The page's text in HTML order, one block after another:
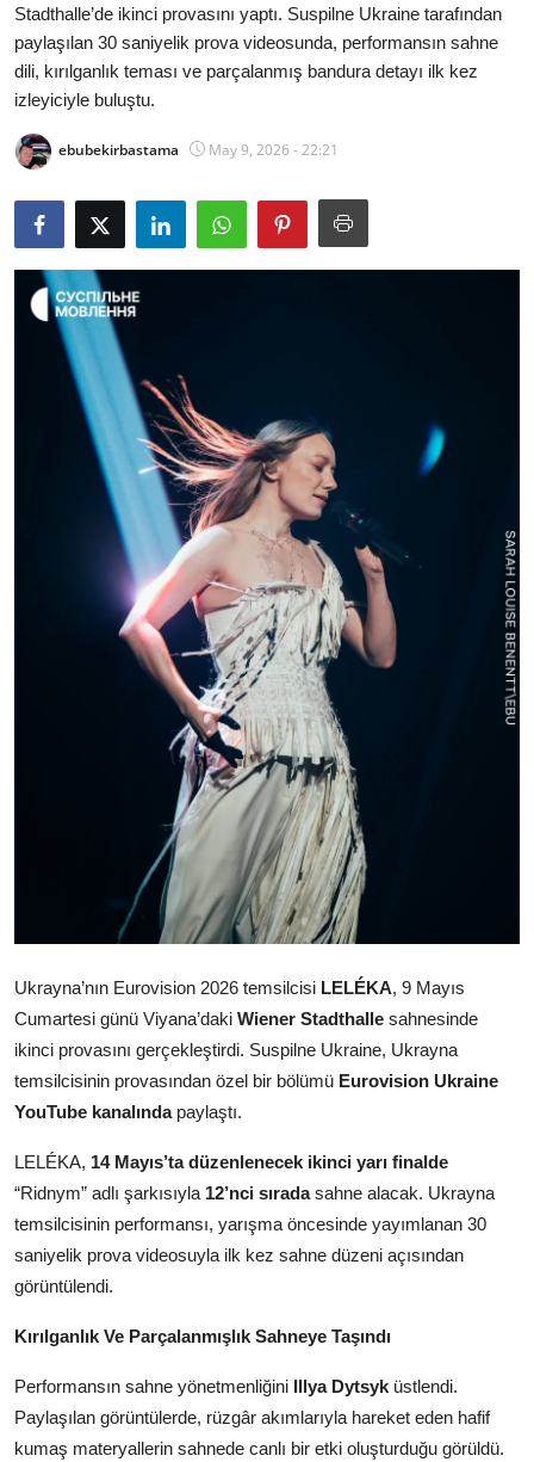
Toplum ve Yaşam
Sivil Toplum Kuruluşları
Kamu Kurumları ve Üst Kurullar
Resmi Reklamlar
Stadthalle’de ikinci provasını yaptı. Suspilne Ukraine tarafından
paylaşılan 30 saniyelik prova videosunda, performansın sahne
dili, kırılganlık teması ve parçalanmış bandura detayı ilk kez
izleyiciyle buluştu.
ebubekirbastama May 9, 2026 - 22:21
Ukrayna’nın Eurovision 2026 temsilcisi LELÉKA, 9 Mayıs
Cumartesi günü Viyana’daki Wiener Stadthalle sahnesinde
ikinci provasını gerçekleştirdi. Suspilne Ukraine, Ukrayna
temsilcisinin provasından özel bir bölümü Eurovision Ukraine
YouTube kanalındapaylaştı.
LELÉKA, 14 Mayıs’ta düzenlenecek ikinci yarı finalde
“Ridnym” adlı şarkısıyla 12’nci sıradasahne alacak. Ukrayna
temsilcisinin performansı, yarışma öncesinde yayımlanan 30
saniyelik prova videosuyla ilk kez sahne düzeni açısından
görüntülendi.
Kırılganlık Ve Parçalanmışlık Sahneye Taşındı
Performansın sahne yönetmenliğini Illya Dytsyk üstlendi.
Paylaşılan görüntülerde, rüzgâr akımlarıyla hareket eden hafif
kumaş materyallerin sahnede canlı bir etki oluşturduğu görüldü.